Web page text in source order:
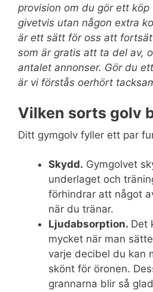
provision om du gör ett köp
givetvis utan någon extra
är ett sätt för oss att
som är gratis att ta del av,
antalet annonser. Gör du
är vi förstås oerhört
Vilken sorts golv
Ditt gymgolv fyller ett par
Skydd. Gymgolvet
underlaget och
förhindrar att något
när du tränar.
Ljudabsorption. Det
mycket när man
varje decibel du kan
skönt för öronen.
grannarna blir så